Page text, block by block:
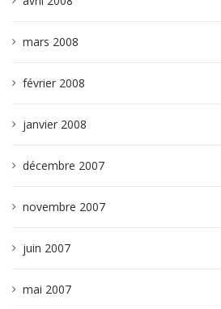
mars 2008
février 2008
janvier 2008
décembre 2007
novembre 2007
juin 2007
mai 2007